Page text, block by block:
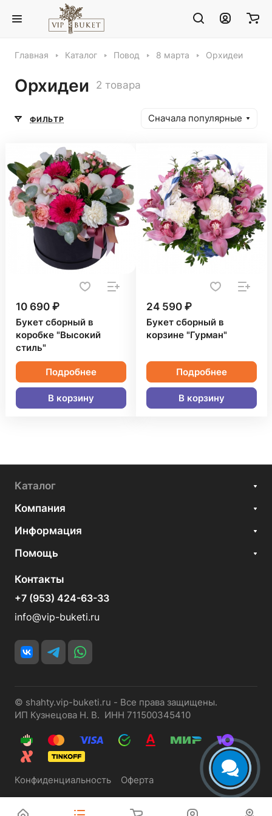
Главная Каталог Повод 8 марта Орхидеи
Орхидеи 2 товара
ФИЛЬТР Сначала популярные
10 690 ₽
Букет сборный в
коробке "Высокий
стиль"
Подробнее
В корзину
24 590 ₽
Букет сборный в
корзине "Гурман"
Подробнее
В корзину
Каталог
Компания
Информация
Помощь
Контакты
+7 (953) 424-63-33
info@vip-buketi.ru
© shahty.vip-buketi.ru - Все права защищены.
ИП Кузнецова Н. В. ИНН 711500345410
Конфиденциальность Оферта